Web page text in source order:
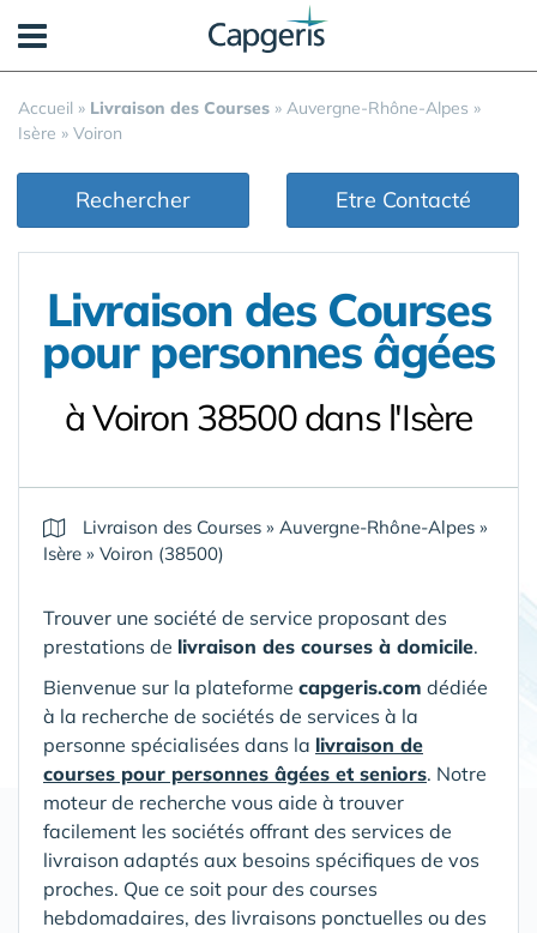
Accueil » Livraison des Courses » Auvergne-Rhône-Alpes »
Isère » Voiron
Rechercher Etre Contacté
Livraison des Courses
pour personnes âgées
à Voiron 38500 dans l'Isère
Livraison des Courses » Auvergne-Rhône-Alpes »
Isère » Voiron (38500)
Trouver une société de service proposant des
prestations de livraison des courses à domicile.
Bienvenue sur la plateforme capgeris.com dédiée
à la recherche de sociétés de services à la
personne spécialisées dans la livraison de
courses pour personnes âgées et seniors. Notre
moteur de recherche vous aide à trouver
facilement les sociétés offrant des services de
livraison adaptés aux besoins spécifiques de vos
proches. Que ce soit pour des courses
hebdomadaires, des livraisons ponctuelles ou des